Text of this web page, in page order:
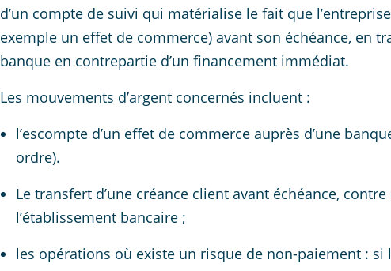
d’un compte de suivi qui matérialise le fait que
exemple un effet de commerce) avant son échéance, en
banque en contrepartie d’un financement immédiat.
Les mouvements d’argent concernés incluent :
l’escompte d’un effet de commerce auprès d’une
ordre).
Le transfert d’une créance client avant échéance,
l’établissement bancaire ;
les opérations où existe un risque de non-paiement : si